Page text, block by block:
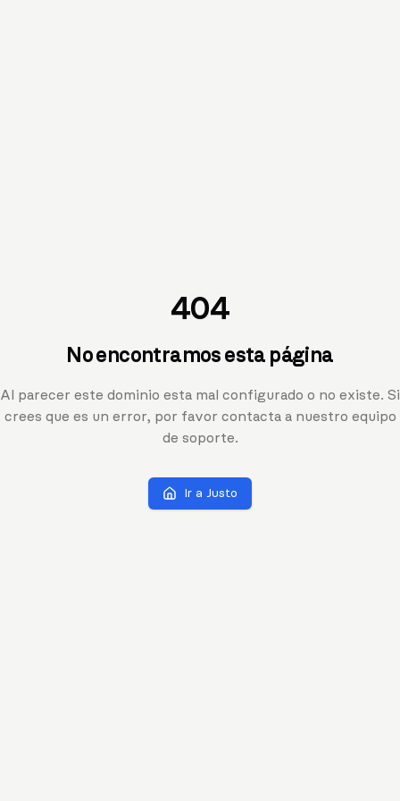
404
No encontramos esta página
Al parecer este dominio esta mal configurado o no existe. Si
crees que es un error, por favor contacta a nuestro equipo
de soporte.
Ir a Justo